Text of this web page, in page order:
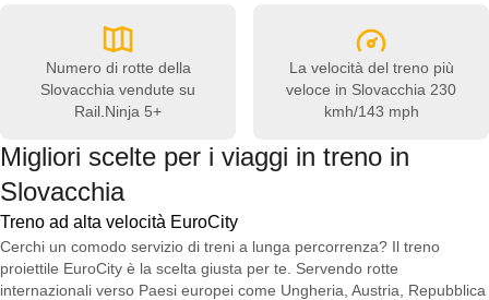
Numero di rotte della
Slovacchia vendute su
Rail.Ninja 5+
La velocità del treno più
veloce in Slovacchia 230
kmh/143 mph
Migliori scelte per i viaggi in treno in
Slovacchia
Treno ad alta velocità EuroCity
Cerchi un comodo servizio di treni a lunga percorrenza? Il treno
proiettile EuroCity è la scelta giusta per te. Servendo rotte
internazionali verso Paesi europei come Ungheria, Austria, Repubblica